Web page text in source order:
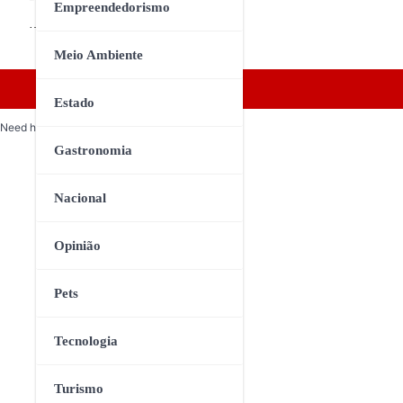
Empreendedorismo
Meio Ambiente
Estado
Gastronomia
Nacional
Opinião
Pets
Tecnologia
Turismo
Need help? Our team is just a message away